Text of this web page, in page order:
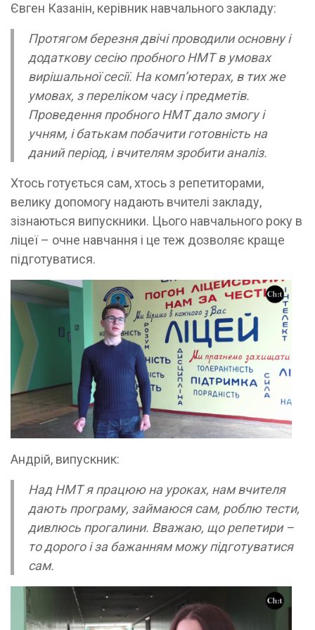
Євген Казанін, керівник навчального закладу:
Протягом березня двічі проводили основну і
додаткову сесію пробного НМТ в умовах
вирішальної сесії. На комп’ютерах, в тих же
умовах, з переліком часу і предметів.
Проведення пробного НМТ дало змогу і
учням, і батькам побачити готовність на
даний період, і вчителям зробити аналіз.
Хтось готується сам, хтось з репетиторами,
велику допомогу надають вчителі закладу,
зізнаються випускники. Цього навчального року в
ліцеї – очне навчання і це теж дозволяє краще
підготуватися.
Андрій, випускник:
Над НМТ я працюю на уроках, нам вчителя
дають програму, займаюся сам, роблю тести,
дивлюсь прогалини. Вважаю, що репетири –
то дорого і за бажанням можу підготуватися
сам.